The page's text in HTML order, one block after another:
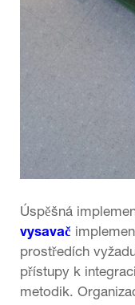
Úspěšná
vysavač
prostředích
přístupy k
metodik.